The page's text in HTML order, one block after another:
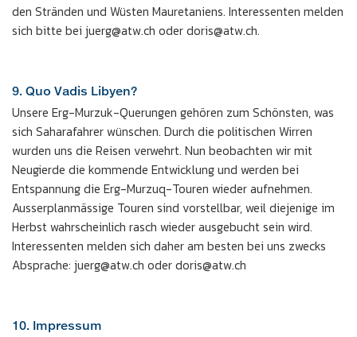
den Stränden und Wüsten Mauretaniens. Interessenten melden
sich bitte bei juerg@atw.ch oder doris@atw.ch.
9. Quo Vadis Libyen?
Unsere Erg-Murzuk-Querungen gehören zum Schönsten, was
sich Saharafahrer wünschen. Durch die politischen Wirren
wurden uns die Reisen verwehrt. Nun beobachten wir mit
Neugierde die kommende Entwicklung und werden bei
Entspannung die Erg-Murzuq-Touren wieder aufnehmen.
Ausserplanmässige Touren sind vorstellbar, weil diejenige im
Herbst wahrscheinlich rasch wieder ausgebucht sein wird.
Interessenten melden sich daher am besten bei uns zwecks
Absprache: juerg@atw.ch oder doris@atw.ch
10. Impressum